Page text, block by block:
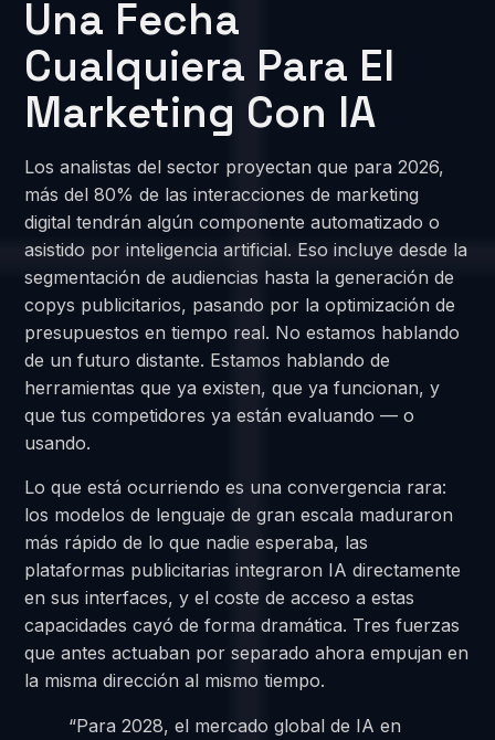
Una Fecha
Cualquiera Para El
Marketing Con IA
Los analistas del sector proyectan que para 2026,
más del 80% de las interacciones de marketing
digital tendrán algún componente automatizado o
asistido por inteligencia artificial. Eso incluye desde la
segmentación de audiencias hasta la generación de
copys publicitarios, pasando por la optimización de
presupuestos en tiempo real. No estamos hablando
de un futuro distante. Estamos hablando de
herramientas que ya existen, que ya funcionan, y
que tus competidores ya están evaluando — o
usando.
Lo que está ocurriendo es una convergencia rara:
los modelos de lenguaje de gran escala maduraron
más rápido de lo que nadie esperaba, las
plataformas publicitarias integraron IA directamente
en sus interfaces, y el coste de acceso a estas
capacidades cayó de forma dramática. Tres fuerzas
que antes actuaban por separado ahora empujan en
la misma dirección al mismo tiempo.
“Para 2028, el mercado global de IA en